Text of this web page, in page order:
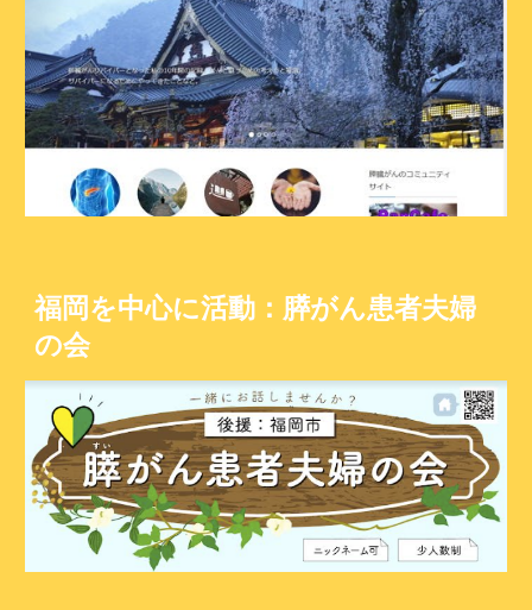
福岡を中心に活動：膵がん患者夫婦
の会